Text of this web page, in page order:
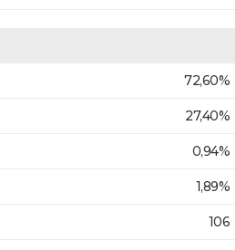
72,60%
27,40%
0,94%
1,89%
106